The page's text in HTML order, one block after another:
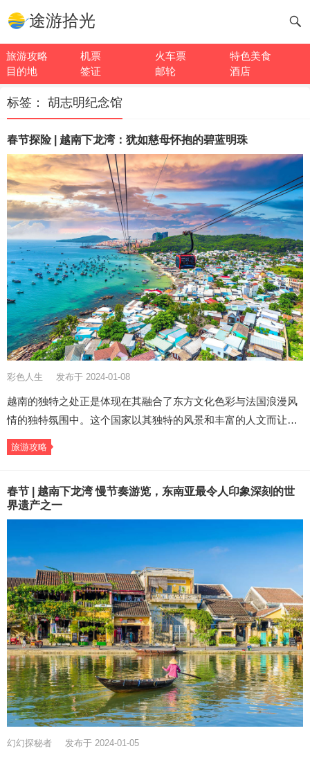
途游拾光
旅游攻略 机票 火车票
特色美食
目的地
签证 邮轮 酒店
标签： 胡志明纪念馆
春节探险 | 越南下龙湾：犹如慈母怀抱的碧蓝明珠
彩色人生 发布于 2024-01-08
越南的独特之处正是体现在其融合了东方文化色彩与法国浪漫风
情的独特氛围中。这个国家以其独特的风景和丰富的人文而让…
旅游攻略
春节 | 越南下龙湾 慢节奏游览，东南亚最令人印象深刻的世
界遗产之一
幻幻探秘者 发布于 2024-01-05